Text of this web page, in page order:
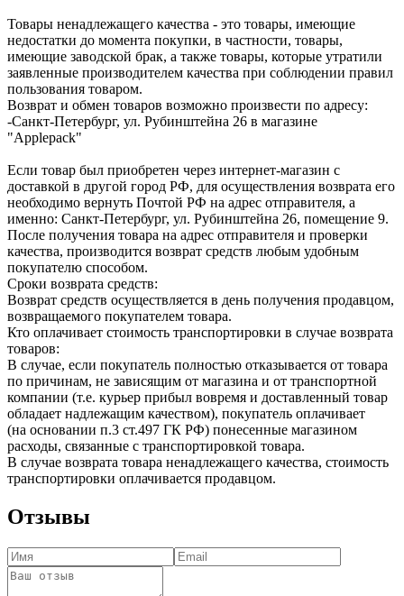
Товары ненадлежащего качества - это товары, имеющие
недостатки до момента покупки, в частности, товары,
имеющие заводской брак, а также товары, которые утратили
заявленные производителем качества при соблюдении правил
пользования товаром.
Возврат и обмен товаров возможно произвести по адресу:
-Санкт-Петербург, ул. Рубинштейна 26 в магазине
"Applepack"
Если товар был приобретен через интернет-магазин с
доставкой в другой город РФ, для осуществления возврата его
необходимо вернуть Почтой РФ на адрес отправителя, а
именно: Санкт-Петербург, ул. Рубинштейна 26, помещение 9.
После получения товара на адрес отправителя и проверки
качества, производится возврат средств любым удобным
покупателю способом.
Сроки возврата средств:
Возврат средств осуществляется в день получения продавцом,
возвращаемого покупателем товара.
Кто оплачивает стоимость транспортировки в случае возврата
товаров:
В случае, если покупатель полностью отказывается от товара
по причинам, не зависящим от магазина и от транспортной
компании (т.е. курьер прибыл вовремя и доставленный товар
обладает надлежащим качеством), покупатель оплачивает
(на основании п.3 ст.497 ГК РФ) понесенные магазином
расходы, связанные с транспортировкой товара.
В случае возврата товара ненадлежащего качества, стоимость
транспортировки оплачивается продавцом.
Отзывы